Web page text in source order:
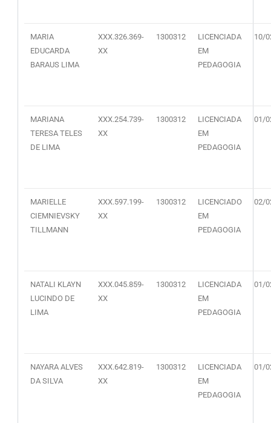
MARIA
EDUCARDA
BARAUS LIMA
XXX.326.369-
XX
1300312
LICENCIADA
EM
PEDAGOGIA
10/
MARIANA
TERESA TELES
DE LIMA
XXX.254.739-
XX
1300312
LICENCIADA
EM
PEDAGOGIA
01/
MARIELLE
CIEMNIEVSKY
TILLMANN
XXX.597.199-
XX
1300312
LICENCIADO
EM
PEDAGOGIA
02/
NATALI KLAYN
LUCINDO DE
LIMA
XXX.045.859-
XX
1300312
LICENCIADA
EM
PEDAGOGIA
01/
NAYARA ALVES
DA SILVA
XXX.642.819-
XX
1300312
LICENCIADA
EM
PEDAGOGIA
01/